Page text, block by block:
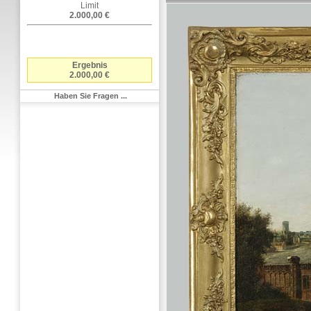
Limit
2.000,00 €
Ergebnis
2.000,00 €
Haben Sie Fragen ...